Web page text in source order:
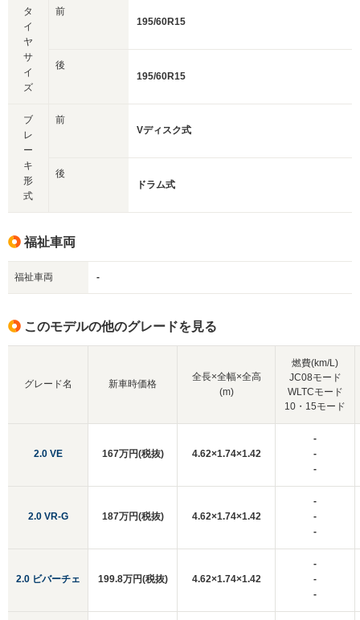
タ
イ
ヤ
サ
イ
ズ
前
195/60R15
後
195/60R15
ブ
レ
ー
キ
形
式
前
Vディスク式
後
ドラム式
福祉車両
福祉車両 -
このモデルの他のグレードを見る
グレード名
2.0 VE
2.0 VR-G
2.0 ビバーチェ
新車時価格
全長×全幅×全高
(m)
燃費(km/L)
JC08モード
WLTCモード
10・15モード
167万円(税抜) 4.62×1.74×1.42
-
-
-
187万円(税抜) 4.62×1.74×1.42
-
-
-
199.8万円(税抜) 4.62×1.74×1.42
-
-
-